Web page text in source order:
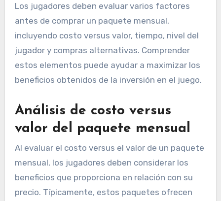
Los jugadores deben evaluar varios factores
antes de comprar un paquete mensual,
incluyendo costo versus valor, tiempo, nivel del
jugador y compras alternativas. Comprender
estos elementos puede ayudar a maximizar los
beneficios obtenidos de la inversión en el juego.
Análisis de costo versus
valor del paquete mensual
Al evaluar el costo versus el valor de un paquete
mensual, los jugadores deben considerar los
beneficios que proporciona en relación con su
precio. Típicamente, estos paquetes ofrecen